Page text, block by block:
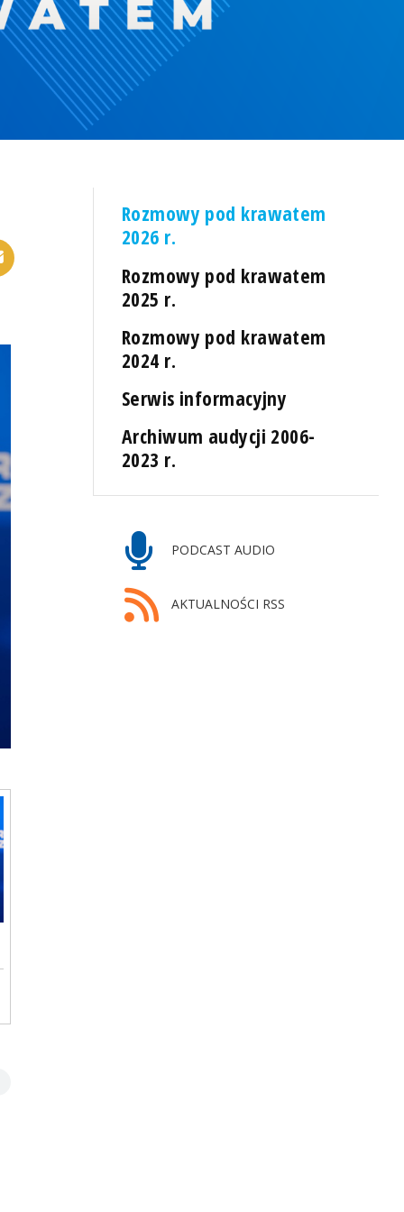
Rozmowy pod krawatem
2026 r.
Rozmowy pod krawatem
2025 r.
Rozmowy pod krawatem
2024 r.
Serwis informacyjny
Archiwum audycji 2006-
2023 r.
PODCAST AUDIO
AKTUALNOŚCI RSS